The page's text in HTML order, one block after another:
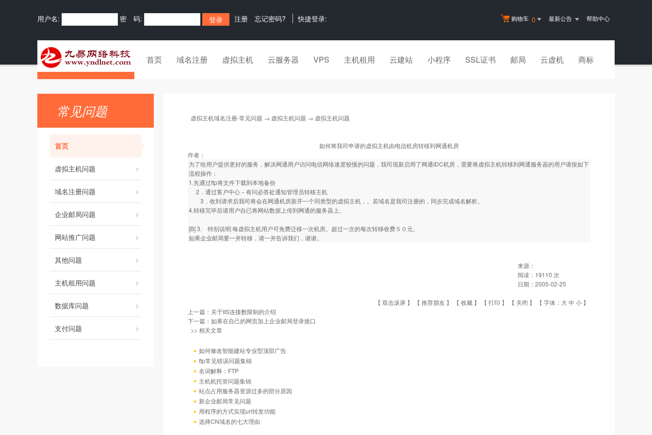
购物车 0 最新公告 帮助中心
用户名: 密 码: 注册 忘记密码? 快捷登录:
首页 域名注册 虚拟主机 云服务器 VPS 主机租用 云建站 小程序 SSL证书 邮局 云虚机 商标
常见问题
首页
虚拟主机问题
域名注册问题
企业邮局问题
网站推广问题
其他问题
主机租用问题
数据库问题
支付问题
虚拟主机域名注册-常见问题 → 虚拟主机问题 → 虚拟主机问题
如何将我司申请的虚拟主机由电信机房转移到网通机房
作者：
为了给用户提供更好的服务，解决网通用户访问电信网络速度较慢的问题，我司现新启用了网通IDC机房，需要将虚拟主机转移到网通服务器的用户请按如下
流程操作：
1.先通过ftp将文件下载到本地备份
2．通过客户中心－有问必答处通知管理员转移主机
3．收到请求后我司将会在网通机房新开一个同类型的虚拟主机，。若域名是我司注册的，同步完成域名解析。
4.转移完毕后请用户自已将网站数据上传到网通的服务器上。
[B] 3. 特别说明:每虚拟主机用户可免费迁移一次机房。超过一次的每次转移收费５０元。
如果企业邮局要一并转移，请一并告诉我们，谢谢。
来源：
阅读： 19110 次
日期： 2005-02-25
【 双击滚屏 】 【 推荐朋友 】 【 收藏 】 【 打印 】 【 关闭 】 【 字体： 大中 小 】
上一篇： 关于IIS连接数限制的介绍
下一篇： 如果在自己的网页加上企业邮局登录接口
>> 相关文章
如何修改智能建站专业型顶部广告
ftp常见错误问题集锦
名词解释：FTP
主机机托管问题集锦
站点占用服务器资源过多的部分原因
新企业邮局常见问题
用程序的方式实现url转发功能
选择CN域名的七大理由